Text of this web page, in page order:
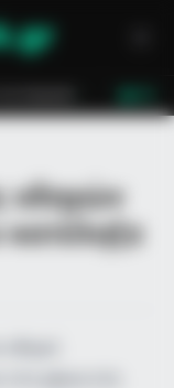
οδηγών